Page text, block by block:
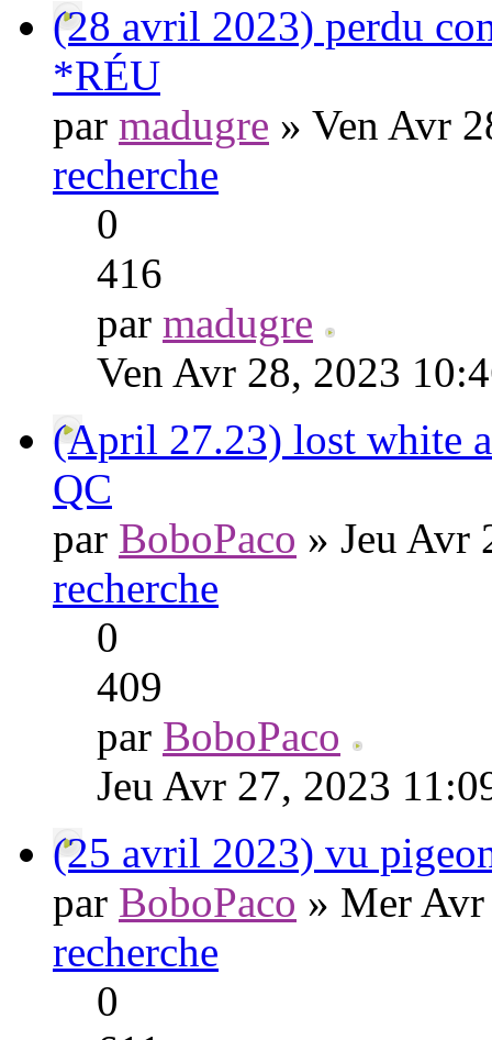
(28 avril 2023) perdu
*RÉU
par madugre » Ven Avr
recherche
0
416
par madugre
Ven Avr 28, 2023
(April 27.23) lost white
QC
par BoboPaco » Jeu Avr
recherche
0
409
par BoboPaco
Jeu Avr 27, 2023
(25 avril 2023) vu
par BoboPaco » Mer
recherche
0